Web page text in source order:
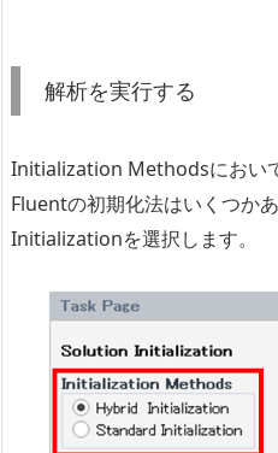
解析を実行する
Initialization Methodsにおい
Fluentの初期化法はいくつか
Initializationを選択します。